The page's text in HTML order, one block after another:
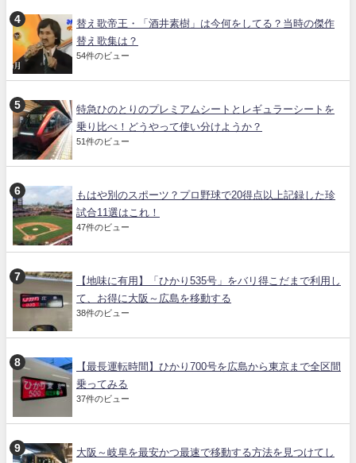
替え歌帝王・「酒井素樹」は今何をしてる？当時の傑作
替え歌集は？
54件のビュー
特急ひのとりのプレミアムシートとレギュラーシートを
乗り比べ！どうやって使い分けようか？
51件のビュー
もはや別のスポーツ？プロ野球で20得点以上記録した珍
試合11選はこれ！
47件のビュー
【地味に有用】「ひかり535号」をバリ得こだまで利用し
て、お得に大阪～広島を移動する
38件のビュー
【最長運転時間】ひかり700号を広島から東京まで全区間
乗ってみる
37件のビュー
大阪～岐阜を最安かつ最速で移動する方法を見つけてし